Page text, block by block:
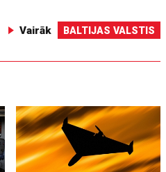
Vairāk BALTIJAS VALSTIS